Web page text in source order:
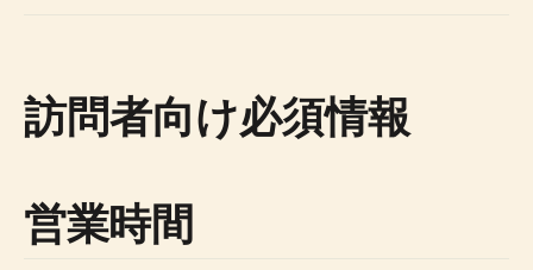
訪問者向け必須情報
営業時間